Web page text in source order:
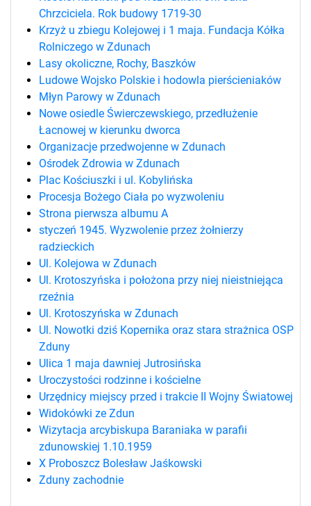
Chrzciciela. Rok budowy 1719-30
Krzyż u zbiegu Kolejowej i 1 maja. Fundacja Kółka
Rolniczego w Zdunach
Lasy okoliczne, Rochy, Baszków
Ludowe Wojsko Polskie i hodowla pierścieniaków
Młyn Parowy w Zdunach
Nowe osiedle Świerczewskiego, przedłużenie
Łacnowej w kierunku dworca
Organizacje przedwojenne w Zdunach
Ośrodek Zdrowia w Zdunach
Plac Kościuszki i ul. Kobylińska
Procesja Bożego Ciała po wyzwoleniu
Strona pierwsza albumu A
styczeń 1945. Wyzwolenie przez żołnierzy
radzieckich
Ul. Kolejowa w Zdunach
Ul. Krotoszyńska i położona przy niej nieistniejąca
rzeźnia
Ul. Krotoszyńska w Zdunach
Ul. Nowotki dziś Kopernika oraz stara strażnica OSP
Zduny
Ulica 1 maja dawniej Jutrosińska
Uroczystości rodzinne i kościelne
Urzędnicy miejscy przed i trakcie II Wojny Światowej
Widokówki ze Zdun
Wizytacja arcybiskupa Baraniaka w parafii
zdunowskiej 1.10.1959
X Proboszcz Bolesław Jaśkowski
Zduny zachodnie